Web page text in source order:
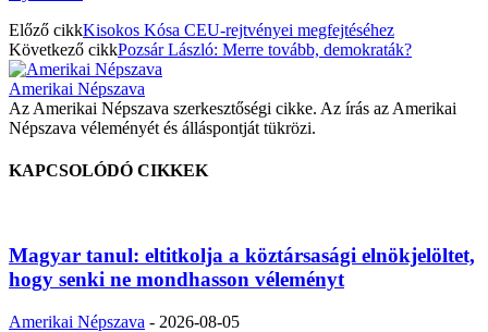
Előző cikkKisokos Kósa CEU-rejtvényei megfejtéséhez
Következő cikkPozsár László: Merre tovább, demokraták?
Amerikai Népszava
Az Amerikai Népszava szerkesztőségi cikke. Az írás az Amerikai
Népszava véleményét és álláspontját tükrözi.
KAPCSOLÓDÓ CIKKEK
Magyar tanul: eltitkolja a köztársasági elnökjelöltet,
hogy senki ne mondhasson véleményt
Amerikai Népszava - 2026-08-05